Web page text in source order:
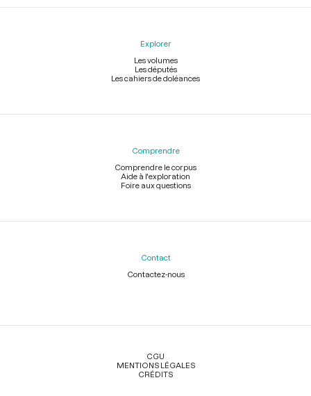
Explorer
Les volumes
Les députés
Les cahiers de doléances
Comprendre
Comprendre le corpus
Aide à l'exploration
Foire aux questions
Contact
Contactez-nous
Légal
CGU
MENTIONS LÉGALES
CRÉDITS